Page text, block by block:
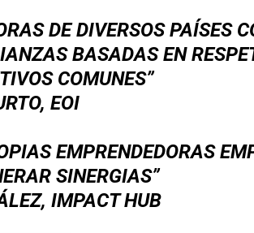
DE DIVERSOS PAÍSES
BASADAS EN
COMUNES”
EOI
EMPRENDEDORAS
SINERGIAS”
IMPACT HUB